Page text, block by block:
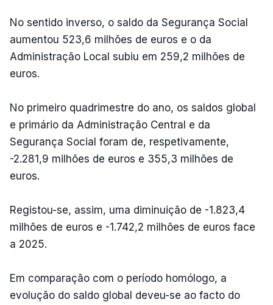
No sentido inverso, o saldo da Segurança Social
aumentou 523,6 milhões de euros e o da
Administração Local subiu em 259,2 milhões de
euros.
No primeiro quadrimestre do ano, os saldos global
e primário da Administração Central e da
Segurança Social foram de, respetivamente,
-2.281,9 milhões de euros e 355,3 milhões de
euros.
Registou-se, assim, uma diminuição de -1.823,4
milhões de euros e -1.742,2 milhões de euros face
a 2025.
Em comparação com o período homólogo, a
evolução do saldo global deveu-se ao facto do